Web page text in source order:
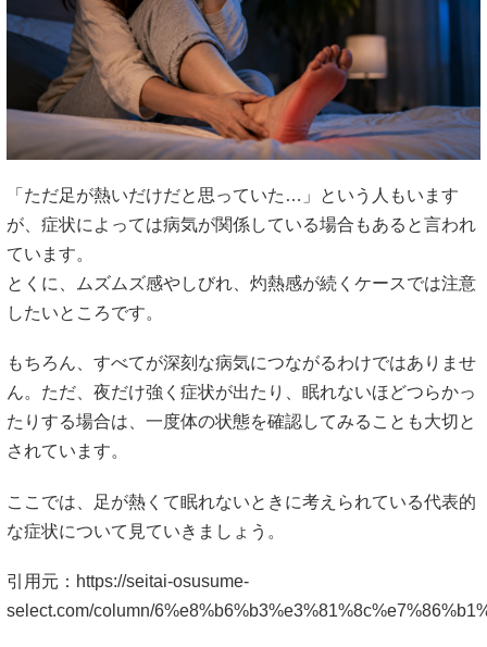
「ただ足が熱いだけだと思っていた…」という人もいます
が、症状によっては病気が関係している場合もあると言われ
ています。
とくに、ムズムズ感やしびれ、灼熱感が続くケースでは注意
したいところです。
もちろん、すべてが深刻な病気につながるわけではありませ
ん。ただ、夜だけ強く症状が出たり、眠れないほどつらかっ
たりする場合は、一度体の状態を確認してみることも大切と
されています。
ここでは、足が熱くて眠れないときに考えられている代表的
な症状について見ていきましょう。
引用元： https://seitai-osusume-
select.com/column/